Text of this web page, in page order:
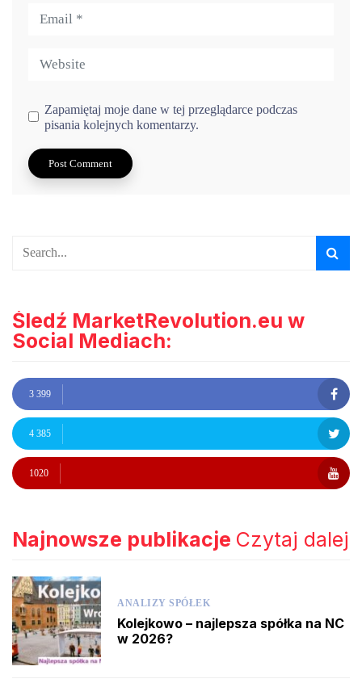
Zapamiętaj moje dane w tej przeglądarce podczas
pisania kolejnych komentarzy.
Śledź MarketRevolution.eu w
Social Mediach:
3 399
4 385
1020
Najnowsze publikacje Czytaj dalej
ANALIZY SPÓŁEK
Kolejkowo – najlepsza spółka na NC
w 2026?